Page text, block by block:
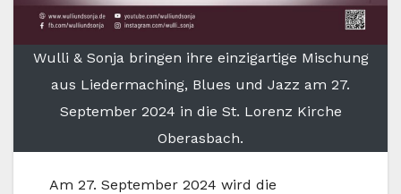
Wulli & Sonja bringen ihre einzigartige Mischung
aus Liedermaching, Blues und Jazz am 27.
September 2024 in die St. Lorenz Kirche
Oberasbach.
Am 27. September 2024 wird die